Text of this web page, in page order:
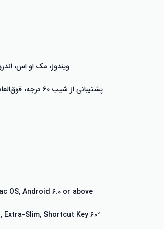
ویندوز، مک او اس، اندروید ۶.۰ یا
پشتیبانی از شیب ۶۰
OS, Android 6.0 or above
60° Tilt Support, Extra-Slim, Shortcut Key